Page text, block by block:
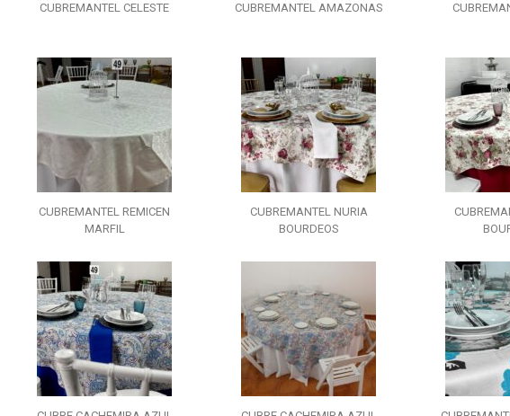
CUBREMANTEL CELESTE CUBREMANTEL AMAZONAS
CUBREMANTEL REMICEN
MARFIL
CUBREMANTEL NURIA
BOURDEOS